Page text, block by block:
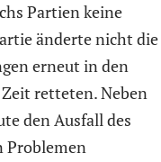
Partien keine
änderte nicht die
erneut in den
retteten. Neben
den Ausfall des
Problemen